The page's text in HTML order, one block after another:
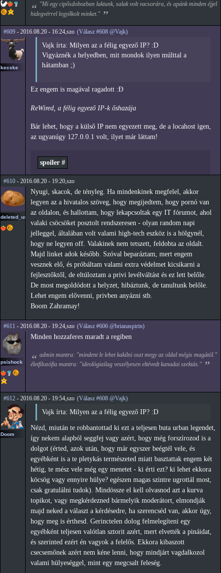
"Mi egy cipősdobozban laktunk, salak volt vacsorára, és apánk minden éjjel
hidegvérrel legyilkolt minket."
#609 - 2016.08.20 - 16:24,szo (Válasz #608 @Vajk)
kecske
Vajk írta: Milyen az a félig egyező IP? :D
Vigyáznék a helyedben, mit mondok ilyen múlttal a
hátamban ;)
Ez engem is magával ragadott :Đ
ReWired, a félig egyező IP-k őshazája
Bár lehet, hogy a külső IP nem egyezett meg, de a locahost igen,
az ugyanúgy 127.0.0.1 volt, ilyet már láttam!
spoiler #
#610 - 2016.08.20 - 19:20,szo
deleted_user_2
Nyugi, skacok, de tényleg. Ha mindenkinek megfelel, akkor
legyen az a hivatalos szöveg, hogy megijedtem, hogy pornó van
az oldalon, és hallottam, hogy lekapcsoltak egy IT fórumot, ahol
valaki csöcsöket posztolt rendszeresen - olyan random napi
jelleggel, általában volt valami high-tech eszköz is a hölgynél,
hogy ne legyen off. Valakinek nem tetszett, feldobta az oldalt.
Majd linket adok később. Szóval beparáztam, mert engem
vesznek elő, és próbáltam valami extra védelmet kicsikarni a
fejlesztőktől, de eltúloztam a privi levélváltást és ez lett belőle.
De most megoldódott a helyzet, hibáztunk, de tanultunk belőle.
Lehet engem elővenni, privben anyázni stb.
Boom Zahramay!
#611 - 2016.08.20 - 19:24,szo (Válasz #606 @brianaspirin)
psishock
Minden hozzaferes maradt a regiben
admin mantra: "mindent le lehet kakilni oszt megy az oldal mégis magától."
életfilozófia mantra: "ideológiailag veszélyesen eltévedt kanadai szektás."
#612 - 2016.08.20 - 19:54,szo (Válasz #608 @Vajk)
Doom
Vajk írta: Milyen az a félig egyező IP? :D
Nézd, miután te robbantottad ki ezt a teljesen buta urban legendet,
így nekem alapból seggfej vagy azért, hogy még forszírozod is a
dolgot (érted, azok után, hogy már egyszer beégtél vele, és
egyébként is a te pletykás természeted miatt basztattak engem két
hétig, te mész vele még egy menetet - ki érti ezt? ki lehet ekkora
köcsög vagy ennyire hülye? egészen magas szintre ugrottál most,
csak gratulálni tudok). Mindössze el kell olvasnod azt a kurva
topikot, vagy megkérdezned bármelyik moderátort, elmondják
majd neked a választ a kérdésedre, ha szerencséd van, akkor úgy,
hogy meg is érthesd. Gerinctelen dolog felmelegíteni egy
egyébként teljesen valótlan sztorit azért, mert elvették a pináidat,
és szerinted ezért én vagyok a felelős. Ekkora kibaszott
csecsemőnek azért nem kéne lenni, hogy mindjárt vagdalkozol
valami hülyeséggel, mint egy megcsalt feleség.